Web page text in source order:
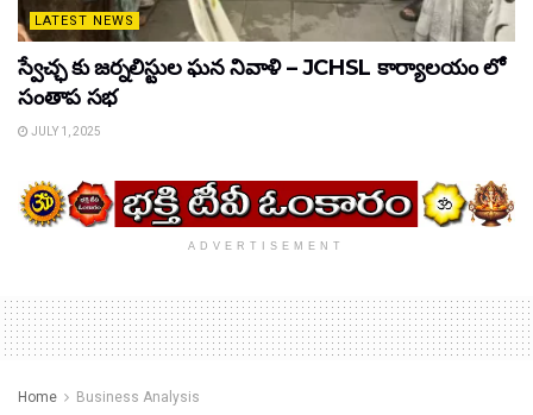
LATEST NEWS
స్వేచ్ఛ కు జర్నలిస్టుల ఘన నివాళి – JCHSL కార్యాలయం లో
సంతాప సభ
JULY 1, 2025
ADVERTISEMENT
Home Business Analysis